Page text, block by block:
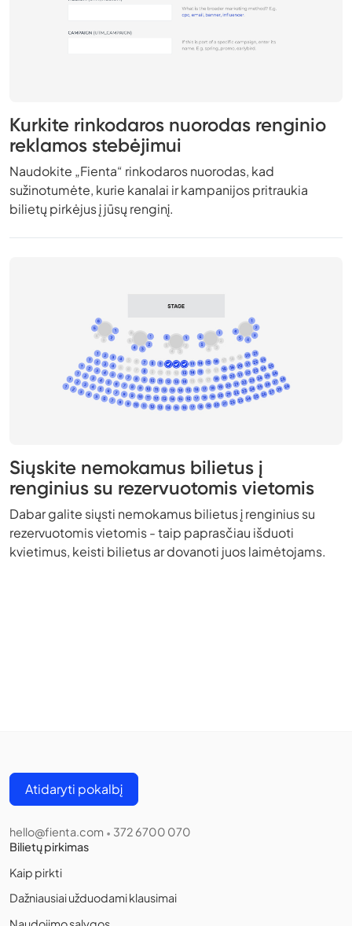
Kurkite rinkodaros nuorodas renginio
reklamos stebėjimui
Naudokite „Fienta“ rinkodaros nuorodas, kad
sužinotumėte, kurie kanalai ir kampanijos pritraukia
bilietų pirkėjus į jūsų renginį.
Siųskite nemokamus bilietus į
renginius su rezervuotomis vietomis
Dabar galite siųsti nemokamus bilietus į renginius su
rezervuotomis vietomis - taip paprasčiau išduoti
kvietimus, keisti bilietus ar dovanoti juos laimėtojams.
Atidaryti pokalbį
hello@fienta.com • 372 6700 070
Bilietų pirkimas
Kaip pirkti
Dažniausiai užduodami klausimai